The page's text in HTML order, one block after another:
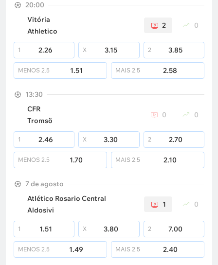
20:00
Vitória
Athletico
2 0
1 2.26 X 3.15 2 3.85
MENOS 2.5 1.51 MAIS 2.5 2.58
13:30
CFR
Tromsö
0 0
1 2.46 X 3.30 2 2.70
MENOS 2.5 1.70 MAIS 2.5 2.10
7 de agosto
Atlético Rosario Central
Aldosivi
1 0
1 1.51 X 3.80 2 7.00
MENOS 2.5 1.49 MAIS 2.5 2.40